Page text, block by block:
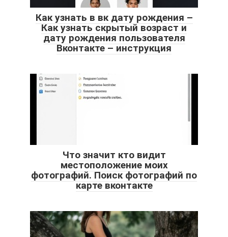
Как узнать в вк дату рождения –
Как узнать скрытый возраст и
дату рождения пользователя
Вконтакте – инструкция
Что значит кто видит
местоположение моих
фотографий. Поиск фотографий по
карте вконтакте